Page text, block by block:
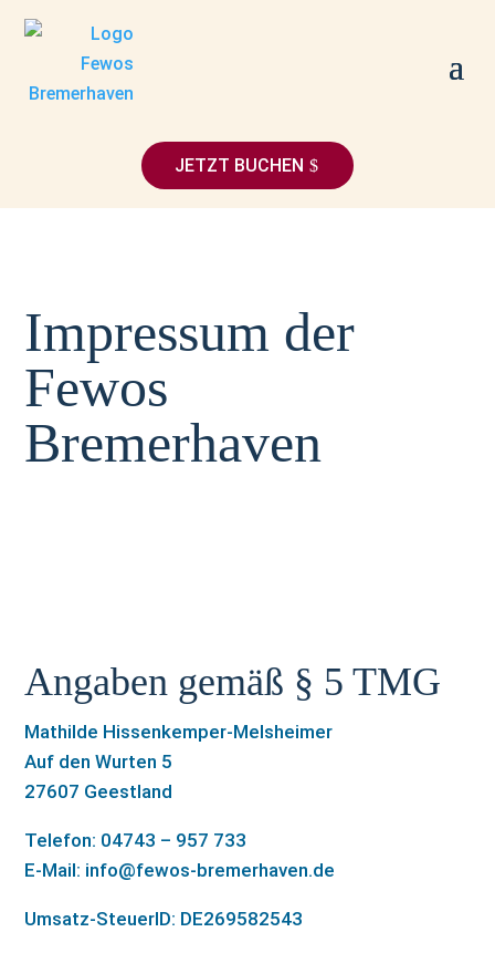
JETZT BUCHEN
Impressum der
Fewos
Bremerhaven
Angaben gemäß § 5 TMG
Mathilde Hissenkemper-Melsheimer
Auf den Wurten 5
27607 Geestland
Telefon: 04743 – 957 733
E-Mail: info@fewos-bremerhaven.de
Umsatz-SteuerID: DE269582543